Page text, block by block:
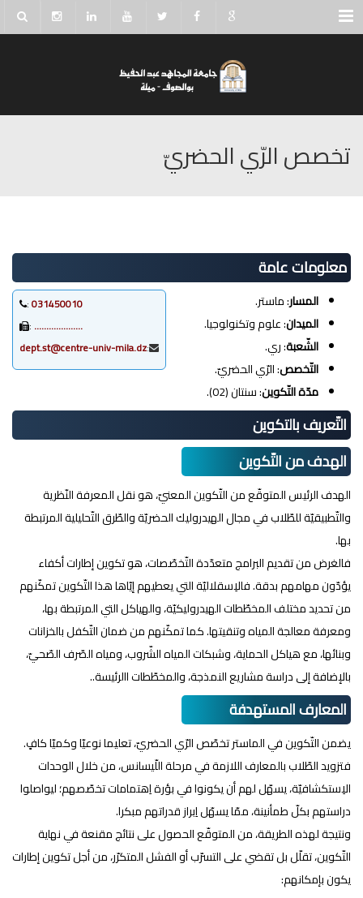
Menu
تخصص الرّي الحضريّ
معلومات عامة
031450010
:
………………..
:
:
dept.st@centre-univ-mila.dz
المسار: ماستر.
الميدان: علوم وتكنولوجيا.
الشّعبة: ري.
التّخصص: الرّي الحضريّ.
مدّة التّكوين: سنتان (02).
التّعريف بالتكوين
الهدف من التّكوين
الهدف الرئيس المتوقّع من التّكوين المعنيّ، هو نقل المعرفة النّظرية
والتّطبيقيّة للطّلاب في مجال الهيدروليك الحضريّة والطّرق التّحليلية المرتبطة
بها.
فالغرض من تقديم البرامج متعدّدة التّخصّصات، هو تكوين إطارات أكفاء
يؤدّون مهامهم بدقة. فالاِسقلاليّة التي يعطيهم إيّاها هذا التّكوين تمكّنهم
من تحديد مختلف المخطّطات الهيدروليكيّة، والهياكل التي المرتبطة بها،
ومعرفة معالجة المياه وتنقيتها. كما تمكّنهم من ضمان التّكفل بالخزانات
وبنائها، مع هياكل الحماية، وشبكات المياه الشّروب، ومياه الصّرف الصّحيّ،
بالإضافة إلى دراسة مشاريع النمذجة، والمخطّطات االرئيسة..
المعارف المستهدفة
يضمن التّكوين في الماستر تخصّص الرّي الحضريّ، تعليما نوعيّا وكميّا كافٍ.
فتزويد الطّلاب بالمعارف اللازمة في مرحلة اللّيسانس، من خلال الوحدات
الاِستكشافيّة، يسهّل لهم أن يكونوا في بؤرة اِهتمامات تخصّصهم؛ ليواصلوا
دراستهم بكلّ طمأنينة، ممّا يسهّل اِبراز قدراتهم مبكرا.
ونتيجة لهذه الطريقة، من المتوقّع الحصول على نتائج مقنعة في نهاية
التّكوين، تقلّل بل تقضي على التسرّب أو الفشل المتكرّر، من أجل تكوين إطارات
يكون بإمكانهم: